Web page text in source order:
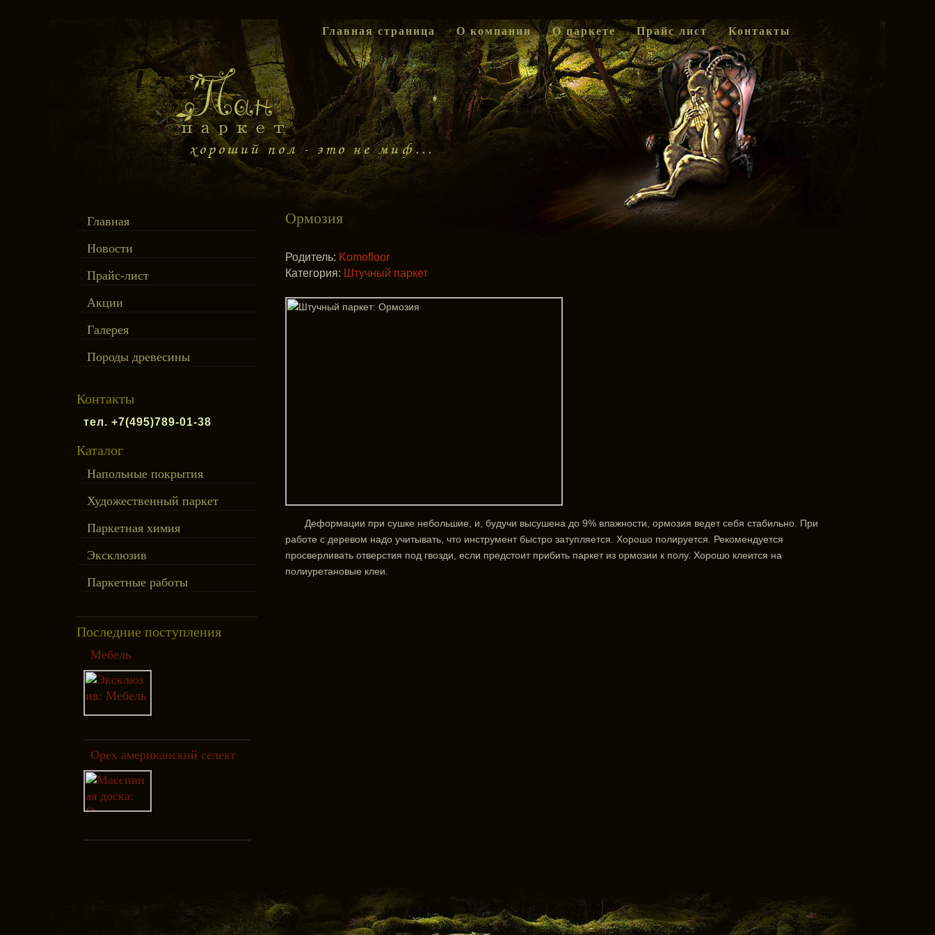
Главная страница О компании О паркете Прайс лист Контакты
Главная
Новости
Прайс-лист
Акции
Галерея
Породы древесины
Контакты
тел. +7(495)789-01-38
Каталог
Напольные покрытия
Художественный паркет
Паркетная химия
Эксклюзив
Паркетные работы
Последние поступления
Мебель
Орех американский селект
Ормозия
Родитель: Komofloor
Категория: Штучный паркет
Деформации при сушке небольшие, и, будучи высушена до 9% влажности, ормозия ведет себя стабильно. При
работе с деревом надо учитывать, что инструмент быстро затупляется. Хорошо полируется. Рекомендуется
просверливать отверстия под гвозди, если предстоит прибить паркет из ормозии к полу. Хорошо клеится на
полиуретановые клеи.